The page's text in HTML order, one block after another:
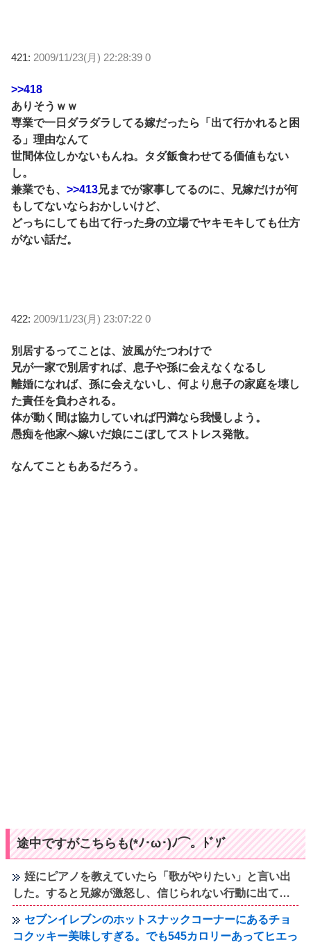
421: 2009/11/23(月) 22:28:39 0
>>418
ありそうｗｗ
専業で一日ダラダラしてる嫁だったら「出て行かれると困
る」理由なんて
世間体位しかないもんね。タダ飯食わせてる価値もない
し。
兼業でも、 >>413兄までが家事してるのに、兄嫁だけが何
もしてないならおかしいけど、
どっちにしても出て行った身の立場でヤキモキしても仕方
がない話だ。
422: 2009/11/23(月) 23:07:22 0
別居するってことは、波風がたつわけで
兄が一家で別居すれば、息子や孫に会えなくなるし
離婚になれば、孫に会えないし、何より息子の家庭を壊し
た責任を負わされる。
体が動く間は協力していれば円満なら我慢しよう。
愚痴を他家へ嫁いだ娘にこぼしてストレス発散。
なんてこともあるだろう。
途中ですがこちらも(*ﾉ･ω･)ﾉ⌒。ﾄﾞｿﾞ
姪にピアノを教えていたら「歌がやりたい」と言い出
した。すると兄嫁が激怒し、信じられない行動に出て…
セブンイレブンのホットスナックコーナーにあるチョ
コクッキー美味しすぎる。でも545カロリーあってヒエっ